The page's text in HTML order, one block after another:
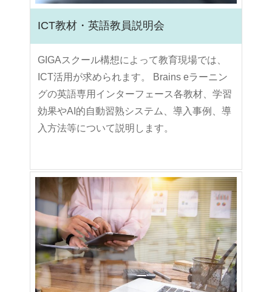
ICT教材・英語教員説明会
GIGAスクール構想によって教育現場では、
ICT活用が求められます。 Brains eラーニン
グの英語専用インターフェース各教材、学習
効果やAI的自動習熟システム、導入事例、導
入方法等について説明します。